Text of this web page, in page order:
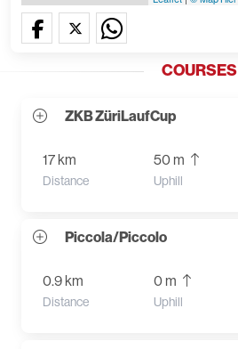
COURSES
ZKB ZüriLaufCup
17 km
Distance
50 m
Uphill
Piccola/Piccolo
0.9 km
Distance
0 m
Uphill